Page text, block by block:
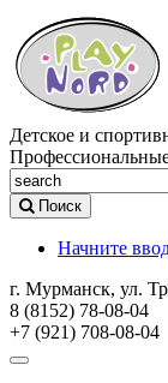
Детское и
Поиск
Начните
г. Мурманск, ул.
8 (8152) 78-08-04
+7 (921) 708-08-04